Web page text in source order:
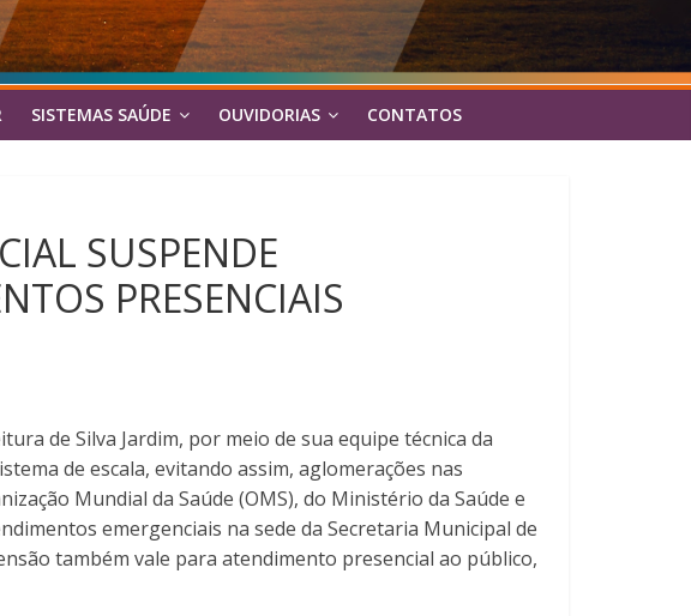
SISTEMAS SAÚDE OUVIDORIAS CONTATOS
SUSPENDE
PRESENCIAIS
de Silva Jardim, por meio de sua equipe técnica da
de escala, evitando assim, aglomerações nas
Mundial da Saúde (OMS), do Ministério da Saúde e
emergenciais na sede da Secretaria Municipal de
também vale para atendimento presencial ao público,